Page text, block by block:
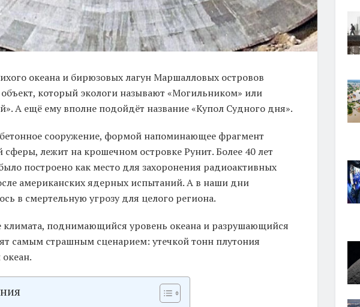
океана и бирюзовых лагун Маршалловых островов
который экологи называют «Могильником» или
А ещё ему вполне подойдёт название «Купол Судного дня».
сооружение, формой напоминающее фрагмент
сферы, лежит на крошечном островке Рунит. Более 40 лет
построено как место для захоронения радиоактивных
американских ядерных испытаний. А в наши дни
в смертельную угрозу для целого региона.
климата, поднимающийся уровень океана и разрушающийся
самым страшным сценарием: утечкой тонн плутония